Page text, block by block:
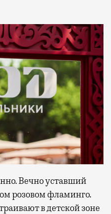
Вечно уставший
розовом фламинго.
в детской зоне